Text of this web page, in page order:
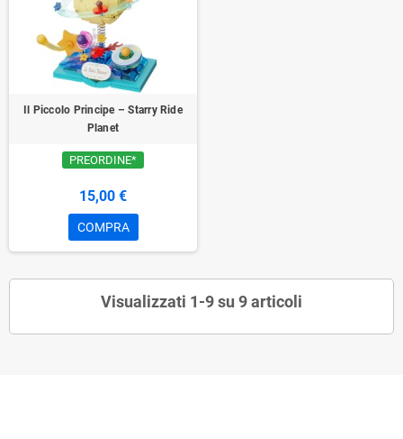
Il Piccolo Principe – Starry Ride
Planet
PREORDINE*
15,00 €
COMPRA
Visualizzati 1-9 su 9 articoli